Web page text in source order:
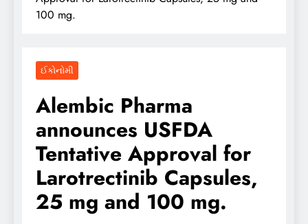
100 mg.
ઈકોનોમી
Alembic Pharma
announces USFDA
Tentative Approval for
Larotrectinib Capsules,
25 mg and 100 mg.